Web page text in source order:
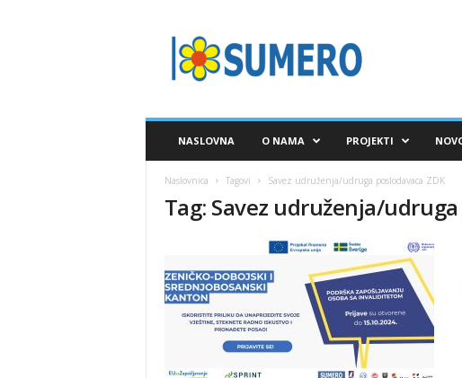
NASLOVNA O NAMA PROJEKTI
Naslovnica Tagovi Savez udruženja/udruga poslodavaca ZDK
Tag: Savez udruženja/